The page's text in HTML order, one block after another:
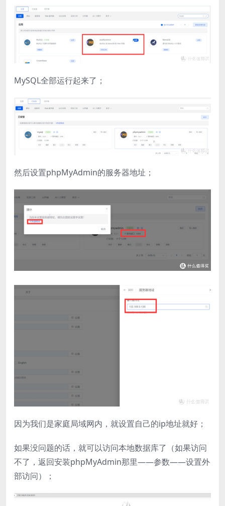
​MySQL全部运行起来了；
然后设置phpMyAdmin​的服务器地址；
因为我们是家庭局域网内，就设置自己的ip地址就好；
​如果没问题的话，就可以访问本地数据库了（如果访问
不了，返回安装phpMyAdmin那里——参数——设置外
部访问）；